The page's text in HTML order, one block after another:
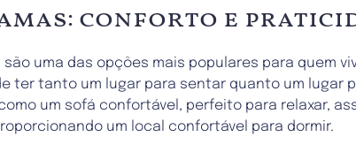
conforto e
uma das opções mais populares para quem
ter tanto um lugar para sentar quanto um lugar
um sofá confortável, perfeito para relaxar,
um local confortável para dormir.